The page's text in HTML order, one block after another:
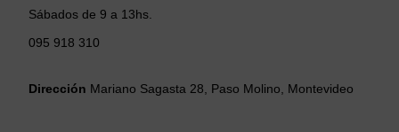
Sábados de 9 a 13hs.
095 918 310
Dirección Mariano Sagasta 28, Paso Molino, Montevideo